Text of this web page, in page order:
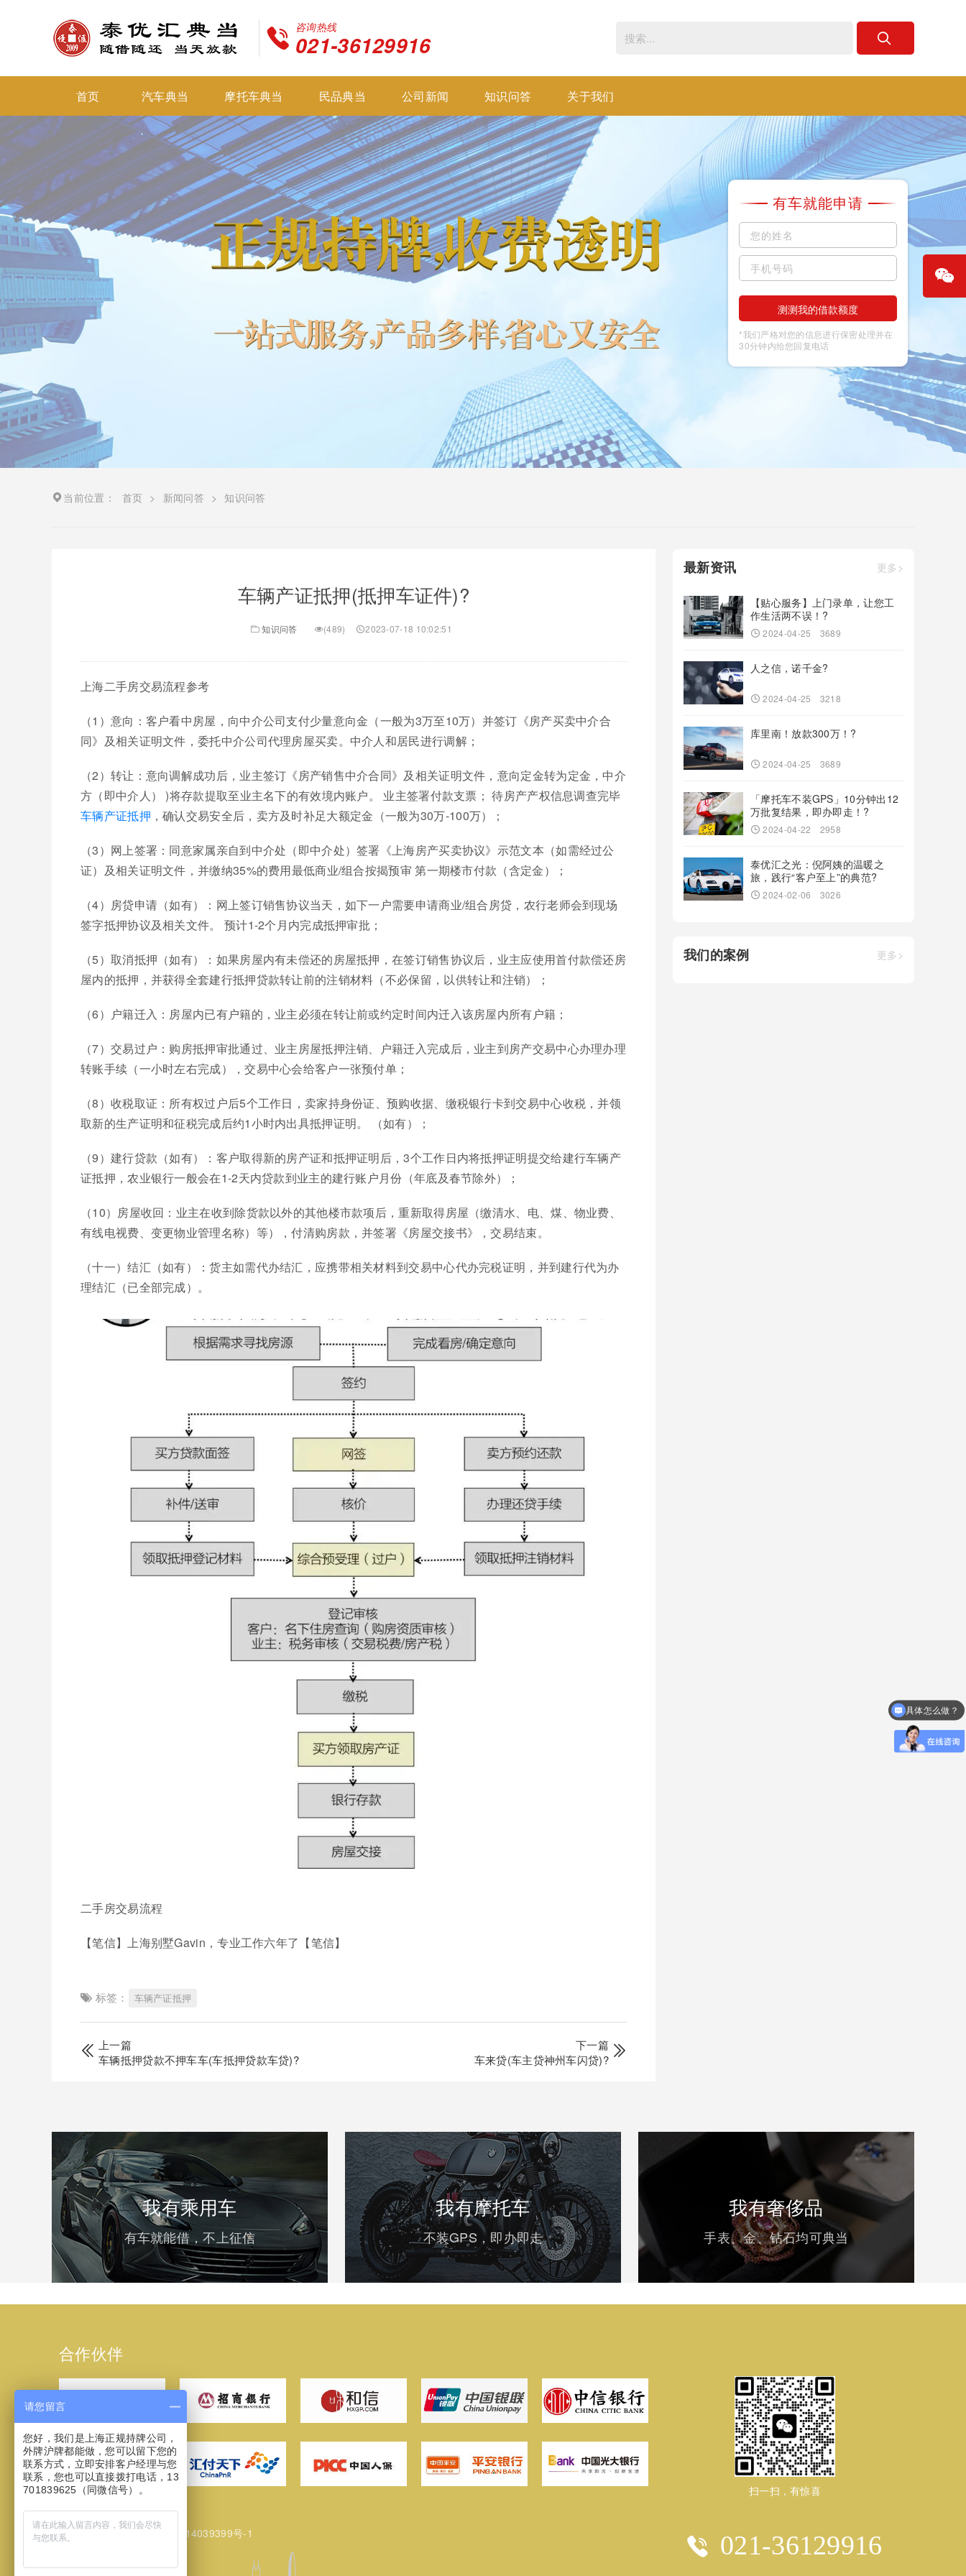
咨询热线
021-36129916
首页 汽车典当 摩托车典当 民品典当 公司新闻 知识问答 关于我们
有车就能申请
测测我的借款额度
*我们严格对您的信息进行保密处理并在
30分钟内给您回复电话
当前位置： 首页 > 新闻问答 > 知识问答
车辆产证抵押(抵押车证件)?
知识问答 (489) 2023-07-18 10:02:51
上海二手房交易流程参考
（1）意向：客户看中房屋，向中介公司支付少量意向金（一般为3万至10万）并签订《房产买卖中介合
同》及相关证明文件，委托中介公司代理房屋买卖。中介人和居民进行调解；
（2）转让：意向调解成功后，业主签订《房产销售中介合同》及相关证明文件，意向定金转为定金，中介
方（即中介人） )将存款提取至业主名下的有效境内账户。 业主签署付款支票； 待房产产权信息调查完毕
车辆产证抵押 ，确认交易安全后，卖方及时补足大额定金（一般为30万-100万）；
（3）网上签署：同意家属亲自到中介处（即中介处）签署《上海房产买卖协议》示范文本（如需经过公
证）及相关证明文件，并缴纳35%的费用最低商业/组合按揭预审 第一期楼市付款（含定金）；
（4）房贷申请（如有）：网上签订销售协议当天，如下一户需要申请商业/组合房贷，农行老师会到现场
签字抵押协议及相关文件。 预计1-2个月内完成抵押审批；
（5）取消抵押（如有）：如果房屋内有未偿还的房屋抵押，在签订销售协议后，业主应使用首付款偿还房
屋内的抵押，并获得全套建行抵押贷款转让前的注销材料（不必保留，以供转让和注销）；
（6）户籍迁入：房屋内已有户籍的，业主必须在转让前或约定时间内迁入该房屋内所有户籍；
（7）交易过户：购房抵押审批通过、业主房屋抵押注销、户籍迁入完成后，业主到房产交易中心办理办理
转账手续（一小时左右完成），交易中心会给客户一张预付单；
（8）收税取证：所有权过户后5个工作日，卖家持身份证、预购收据、缴税银行卡到交易中心收税，并领
取新的生产证明和征税完成后约1小时内出具抵押证明。 （如有）；
（9）建行贷款（如有）：客户取得新的房产证和抵押证明后，3个工作日内将抵押证明提交给建行车辆产
证抵押，农业银行一般会在1-2天内贷款到业主的建行账户月份（年底及春节除外）；
（10）房屋收回：业主在收到除货款以外的其他楼市款项后，重新取得房屋（缴清水、电、煤、物业费、
有线电视费、变更物业管理名称）等），付清购房款，并签署《房屋交接书》，交易结束。
（十一）结汇（如有）：货主如需代办结汇，应携带相关材料到交易中心代办完税证明，并到建行代为办
理结汇（已全部完成）。
二手房交易流程
【笔信】上海别墅Gavin，专业工作六年了【笔信】
标签： 车辆产证抵押
上一篇
车辆抵押贷款不押车车(车抵押贷款车贷)?
下一篇
车来贷(车主贷神州车闪贷)?
最新资讯 更多>
【贴心服务】上门录单，让您工
作生活两不误！?
2024-04-25 3689
人之信，诺千金?
2024-04-25 3218
库里南！放款300万！?
2024-04-25 3689
「摩托车不装GPS」10分钟出12
万批复结果，即办即走！?
2024-04-22 2958
泰优汇之光：倪阿姨的温暖之
旅，践行“客户至上”的典范?
2024-02-06 3026
我们的案例 更多>
我有乘用车
有车就能借，不上征信
我有摩托车
不装GPS，即办即走
我有奢侈品
手表、金、钻石均可典当
合作伙伴
扫一扫，有惊喜
网站备案/许可证号： 沪ICP备14039399号-1 021-36129916
什么时候放款？
请您留言
您好，我们是上海正规持牌公司，
外牌沪牌都能做，您可以留下您的
联系方式，立即安排客户经理与您
联系，您也可以直接拨打电话，13
701839625（同微信号）。